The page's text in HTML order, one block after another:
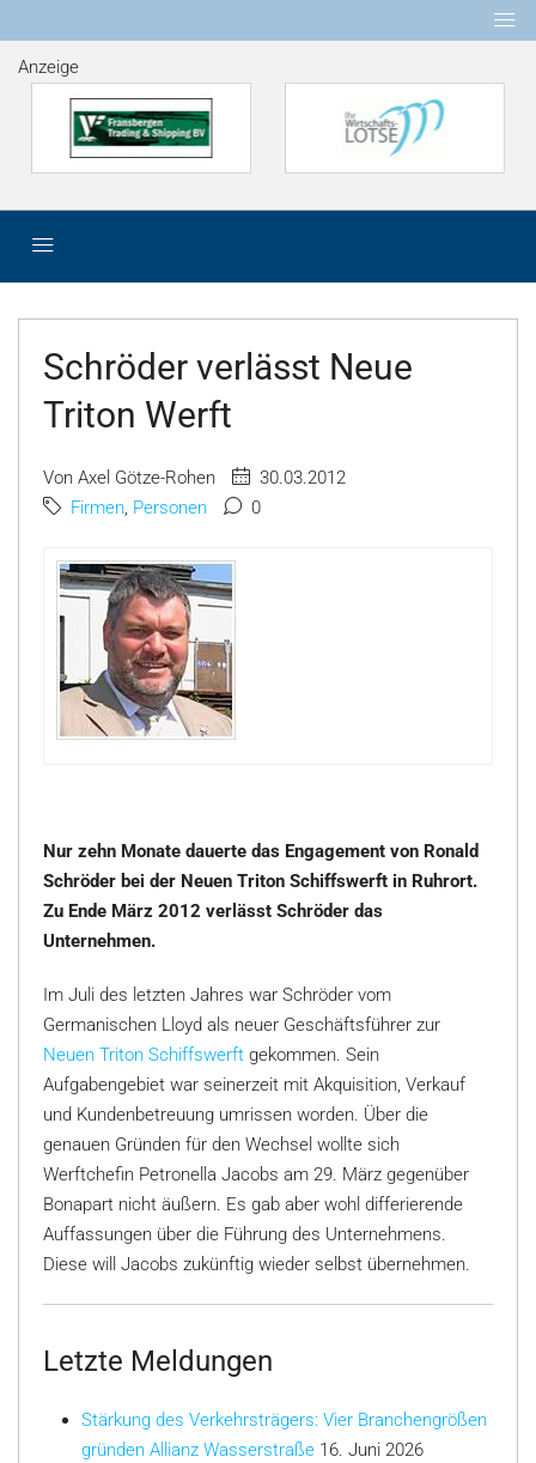
Anzeige
Schröder verlässt Neue
Triton Werft
Von Axel Götze-Rohen
30.03.2012
Firmen, Personen 0
Nur zehn Monate dauerte das Engagement von Ronald
Schröder bei der Neuen Triton Schiffswerft in Ruhrort.
Zu Ende März 2012 verlässt Schröder das
Unternehmen.
Im Juli des letzten Jahres war Schröder vom
Germanischen Lloyd als neuer Geschäftsführer zur
Neuen Triton Schiffswerft gekommen. Sein
Aufgabengebiet war seinerzeit mit Akquisition, Verkauf
und Kundenbetreuung umrissen worden. Über die
genauen Gründen für den Wechsel wollte sich
Werftchefin Petronella Jacobs am 29. März gegenüber
Bonapart nicht äußern. Es gab aber wohl differierende
Auffassungen über die Führung des Unternehmens.
Diese will Jacobs zukünftig wieder selbst übernehmen.
Letzte Meldungen
Stärkung des Verkehrsträgers: Vier Branchengrößen
gründen Allianz Wasserstraße 16. Juni 2026